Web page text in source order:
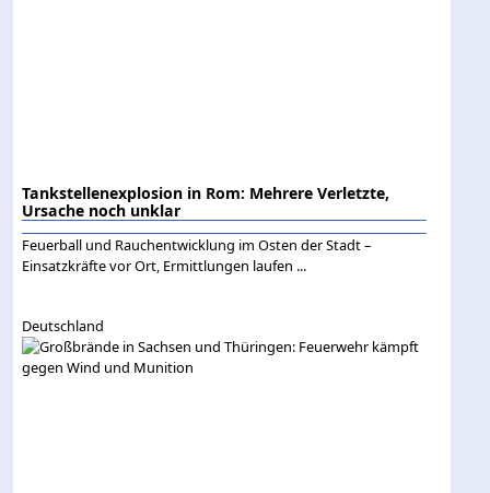
Tankstellenexplosion in Rom: Mehrere Verletzte,
Ursache noch unklar
Feuerball und Rauchentwicklung im Osten der Stadt –
Einsatzkräfte vor Ort, Ermittlungen laufen ...
Deutschland